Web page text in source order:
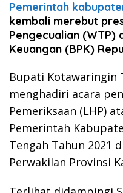
Pemerintah
kembali merebut
Pengecualian (WTP)
Keuangan (BPK)
Bupati Kotawaringin
menghadiri acara
Pemeriksaan (LHP)
Pemerintah
Tengah Tahun 2021
Perwakilan Provinsi